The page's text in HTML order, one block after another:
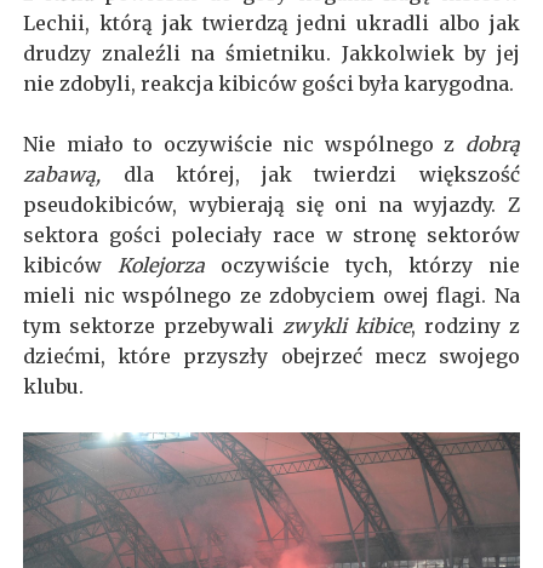
Lechii, którą jak twierdzą jedni ukradli albo jak
drudzy znaleźli na śmietniku. Jakkolwiek by jej
nie zdobyli, reakcja kibiców gości była karygodna.
Nie miało to oczywiście nic wspólnego z dobrą
zabawą, dla której, jak twierdzi większość
pseudokibiców, wybierają się oni na wyjazdy. Z
sektora gości poleciały race w stronę sektorów
kibiców Kolejorza oczywiście tych, którzy nie
mieli nic wspólnego ze zdobyciem owej flagi. Na
tym sektorze przebywali zwykli kibice, rodziny z
dziećmi, które przyszły obejrzeć mecz swojego
klubu.